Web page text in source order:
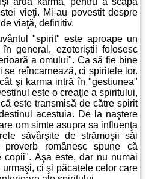
vieţi. Mi-au povestit despre
viaţă, definitiv.
"spirit" este aproape un
general, ezoteriştii folosesc
a omului". Ca să fie bine
reîncarnează, ci spiritele lor.
şi karma intră în "gestiunea"
este o creaţie a spiritului,
este transmisă de către spirit
acestuia. De la naştere
om simte asupra sa influenţa
săvârşite de strămoşii săi
românesc spune că
copii". Aşa este, dar nu numai
ci şi păcatele celor care